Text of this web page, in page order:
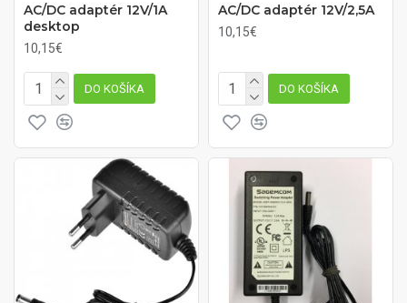
AC/DC adaptér 12V/1A
desktop
10,15€
DO KOŠÍKA
AC/DC adaptér 12V/2,5A
10,15€
DO KOŠÍKA